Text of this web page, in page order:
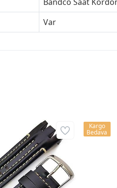
Bandco Saat
Var
Kargo
Bedava